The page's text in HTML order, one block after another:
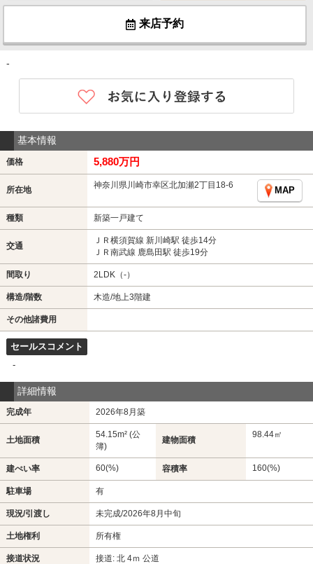
来店予約
-
基本情報
価格 5,880万円
所在地 神奈川県川崎市幸区北加瀬2丁目18-6
MAP
種類 新築一戸建て
交通
ＪＲ横須賀線 新川崎駅 徒歩14分
ＪＲ南武線 鹿島田駅 徒歩19分
間取り 2LDK（-）
構造/階数 木造/地上3階建
その他諸費用
セールスコメント
-
詳細情報
完成年 2026年8月築
土地面積
54.15m² (公
簿)
建物面積
98.44㎡
建ぺい率 60(%) 容積率 160(%)
駐車場 有
現況/引渡し 未完成/2026年8月中旬
土地権利 所有権
接道状況 接道: 北 4ｍ 公道